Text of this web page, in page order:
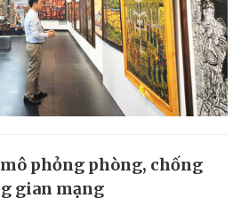
phỏng phòng, chống
gian mạng